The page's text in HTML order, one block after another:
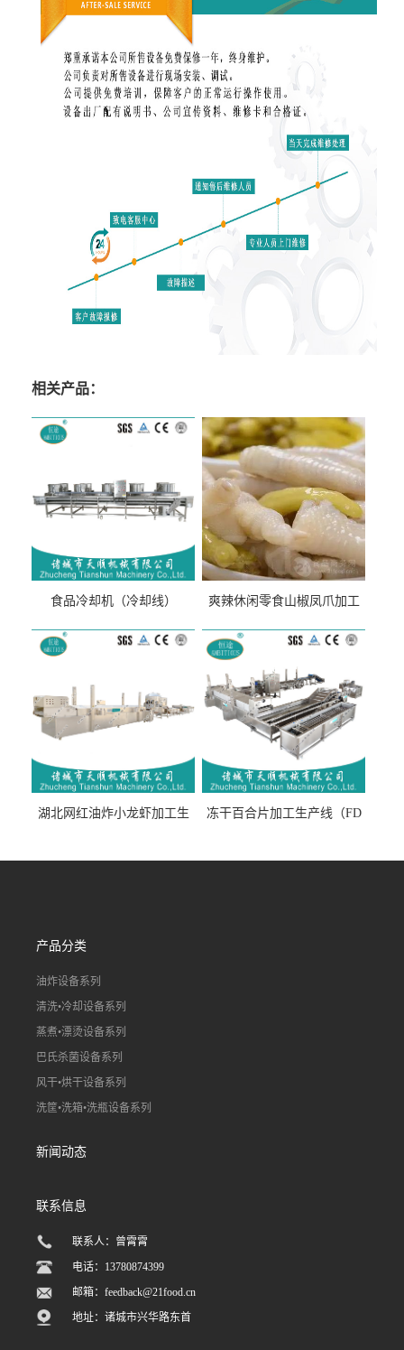
相关产品：
食品冷却机（冷却线）
爽辣休闲零食山椒凤爪加工
流水线）
湖北网红油炸小龙虾加工生
线）
冻干百合片加工生产线（FD
线）
产品分类
油炸设备系列
清洗•冷却设备系列
蒸煮•漂烫设备系列
巴氏杀菌设备系列
风干•烘干设备系列
洗筐•洗箱•洗瓶设备系列
新闻动态
联系信息
联系人：曾霄霄
电话：13780874399
邮箱：feedback@21food.cn
地址：诸城市兴华路东首